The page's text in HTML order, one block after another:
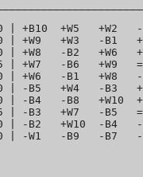
| +B10  +W5   +W2
| +W9   +W3   -B1
| +W8   -B2   +W6
| +W7   -B6   +W9
| +W6   -B1   +W8
| -B5   +W4   -B3
| -B4   -B8   +W10
| -B3   +W7   -B5
| -B2   +W10  -B4